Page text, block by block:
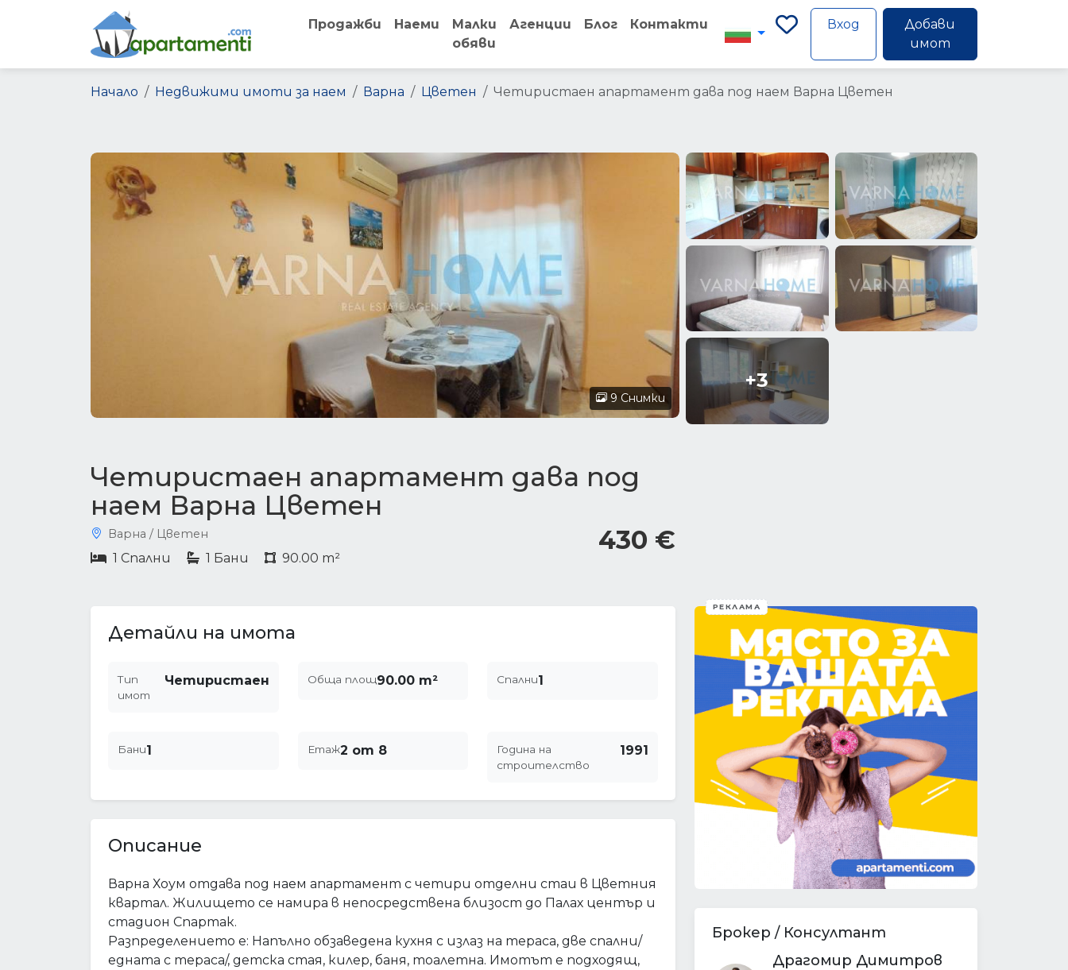
Продажби Наеми
Малки
обяви
Агенции Блог Контакти Вход
Добави
имот
Начало Недвижими имоти за наем Варна Цветен Четиристаен апартамент дава под наем Варна Цветен
9 Снимки
+3
Четиристаен апартамент дава под
наем Варна Цветен
430 €
Варна / Цветен
1 Спални 1 Бани 90.00 m²
Детайли на имота
Тип
имот
Четиристаен Обща площ90.00 m² Спални1
Бани1 Етаж2 от 8
Година на
строителство
1991
Описание
Варна Хоум отдава под наем апартамент с четири отделни стаи в Цветния
квартал. Жилището се намира в непосредствена близост до Палах център и
стадион Спартак.
Разпределението е: Напълно обзаведена кухня с излаз на тераса, две спални/
едната с тераса/, детска стая, килер, баня, тоалетна. Имотът е подходящ,
РЕКЛАМА
Брокер / Консултант
Драгомир Димитров